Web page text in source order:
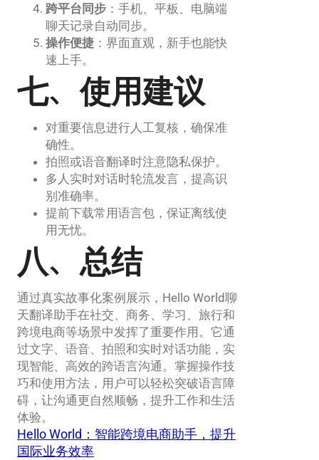
跨平台同步 ：手机、平板、电脑端
聊天记录自动同步。
操作便捷 ：界面直观，新手也能快
速上手。
七、使用建议
对重要信息进行人工复核，确保准
确性。
拍照或语音翻译时注意隐私保护。
多人实时对话时轮流发言，提高识
别准确率。
提前下载常用语言包，保证离线使
用无忧。
八、总结
通过真实故事化案例展示，Hello World聊
天翻译助手在社交、商务、学习、旅行和
跨境电商等场景中发挥了重要作用。它通
过文字、语音、拍照和实时对话功能，实
现智能、高效的跨语言沟通。掌握操作技
巧和使用方法，用户可以轻松突破语言障
碍，让沟通更自然顺畅，提升工作和生活
体验。
Hello World：智能跨境电商助手，提升
国际业务效率